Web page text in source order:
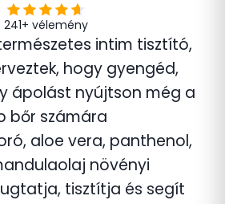
241+ vélemény
intim tisztító,
hogy gyengéd,
ápolást nyújtson még a
bőr számára
aloe vera, panthenol,
növényi
tisztítja és segít